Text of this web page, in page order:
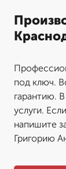
под ключ.
гарантию.
услуги.
напишите
Григорию